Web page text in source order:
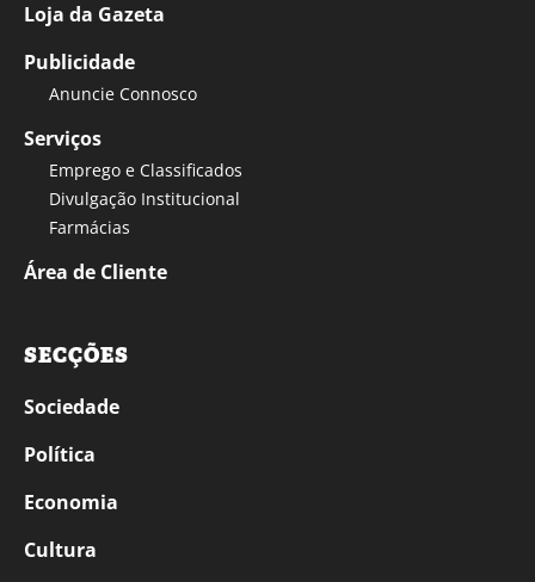
Loja da Gazeta
Publicidade
Anuncie Connosco
Serviços
Emprego e Classificados
Divulgação Institucional
Farmácias
Área de Cliente
SECÇÕES
Sociedade
Política
Economia
Cultura